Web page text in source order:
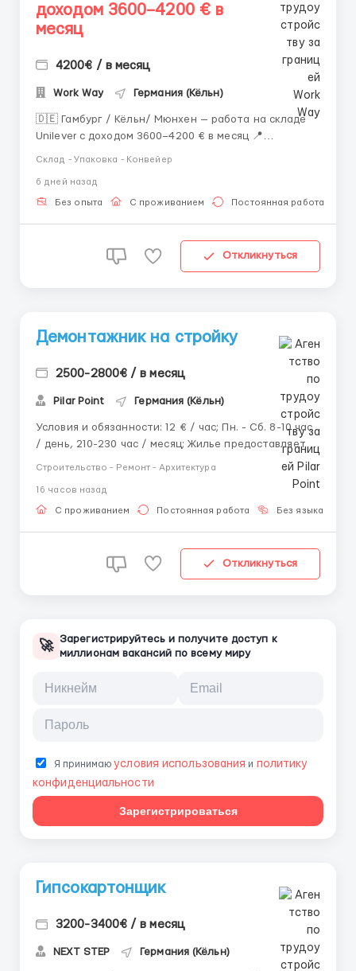
доходом 3600–4200 € в
месяц
4200€ / в месяц
Work Way Германия (Кёльн)
🇩🇪 Гамбург / Кёльн/ Мюнхен — работа на складе
Unilever с доходом 3600–4200 € в месяц 📍
центрах в удобной транспортной доступности от
города. 📦 Объект: склад готовой продукции ме...
Склад - Упаковка - Конвейер
6 дней назад
Без опыта С проживанием Постоянная работа
Откликнуться
Демонтажник на стройку
2500-2800€ / в месяц
Pilar Point Германия (Кёльн)
Условия и обязанности: 12 € / час; Пн. - Сб. 8-10 час
/ день, 210-230 час / месяц; Жилье предоставляется
Требования: Опыт работы от 6-ти месяцев
(желательно); Паспорт ЕС / ...
Строительство - Ремонт - Архитектура
16 часов назад
С проживанием Постоянная работа Без языка
Откликнуться
🚀 Зарегистрируйтесь и получите доступ к
миллионам вакансий по всему миру
Я принимаюусловия использования и политику
конфиденциальности
Зарегистрироваться
Гипсокартонщик
3200-3400€ / в месяц
NEXT STEP Германия (Кёльн)